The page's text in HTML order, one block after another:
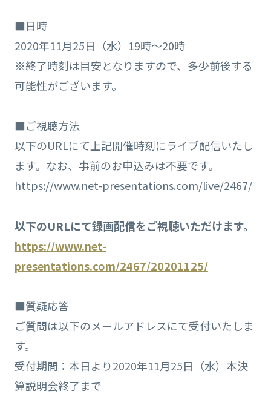
■日時
2020年11月25日（水）19時～20時
※終了時刻は目安となりますので、多少前後する
可能性がございます。
■ご視聴方法
以下のURLにて上記開催時刻にライブ配信いたし
ます。なお、事前のお申込みは不要です。
https://www.net-presentations.com/live/2467/
以下のURLにて録画配信をご視聴いただけます。
https://www.net-
presentations.com/2467/20201125/
■質疑応答
ご質問は以下のメールアドレスにて受付いたしま
す。
受付期間：本日より2020年11月25日（水）本決
算説明会終了まで